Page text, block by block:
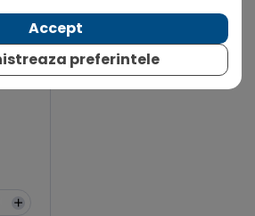
Accept
preferintele